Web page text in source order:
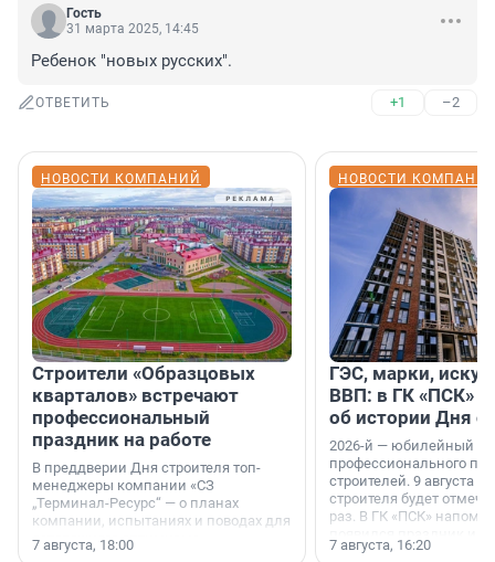
Гость
31 марта 2025, 14:45
Ребенок "новых русских".
ОТВЕТИТЬ +1 –2
НОВОСТИ КОМПАНИЙ
Строители «Образцовых
кварталов» встречают
профессиональный
праздник на работе
В преддверии Дня строителя топ-
менеджеры компании «СЗ
„Терминал-Ресурс“ — о планах
компании, испытаниях и поводах для
осторожного оптимизма.
7 августа, 18:00
НОВОСТИ
ГЭС, марки,
ВВП: в ГК «ПСК»
об истории Дня
2026-й — юбилейный
профессионального
строителей. 9 августа
строителя будет
раз. В ГК «ПСК»
поменялась роль
7 августа, 16:20